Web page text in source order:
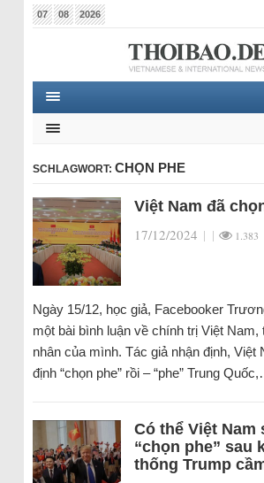
07 08 2026
SCHLAGWORT: CHỌN PHE
Việt Nam đã
17/12/2024 | | 1.383
Ngày 15/12, học giả, Facebooker
một bài bình luận về chính trị Việt Nam,
nhân của mình. Tác giả nhận định, Việt
định “chọn phe” rồi – “phe” Trung
Có thể Việt Nam
“chọn phe” sau
thống Trump